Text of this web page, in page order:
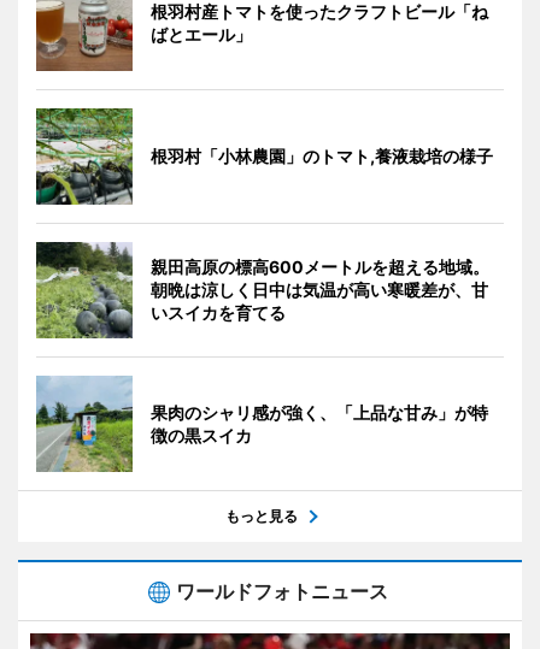
根羽村産トマトを使ったクラフトビール「ね
ばとエール」
根羽村「小林農園」のトマト,養液栽培の様子
親田高原の標高600メートルを超える地域。
朝晩は涼しく日中は気温が高い寒暖差が、甘
いスイカを育てる
果肉のシャリ感が強く、「上品な甘み」が特
徴の黒スイカ
もっと見る
ワールドフォトニュース